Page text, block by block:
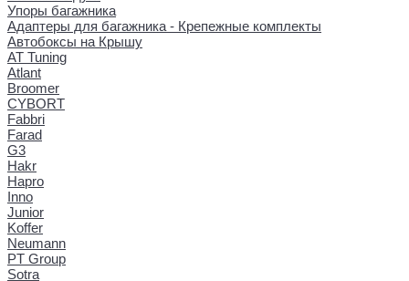
Упоры багажника
Адаптеры для багажника - Крепежные комплекты
Автобоксы на Крышу
AT Tuning
Atlant
Broomer
CYBORT
Fabbri
Farad
G3
Hakr
Hapro
Inno
Junior
Koffer
Neumann
PT Group
Sotra